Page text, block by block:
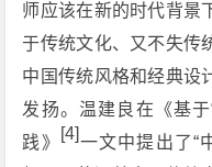
师应该在新的时代背景
于传统文化、又不失传
中国传统风格和经典设
发扬。温建良在《基
践》
[4]一文中提出了“